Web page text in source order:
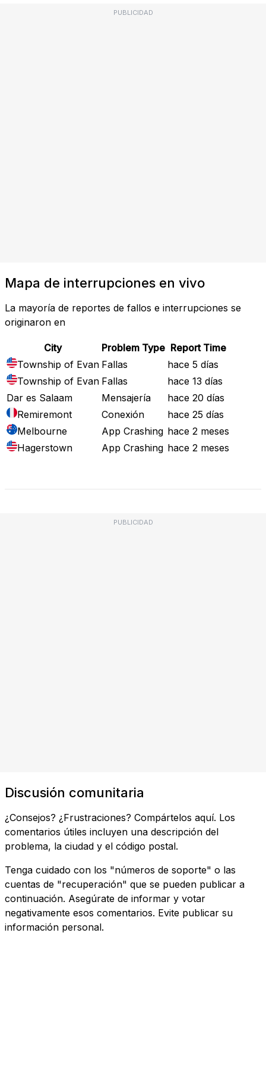
PUBLICIDAD
Mapa de interrupciones en vivo
La mayoría de reportes de fallos e interrupciones se
originaron en
City Problem Type Report Time
Township of Evan Fallas
hace 5 días
Township of Evan Fallas
hace 13 días
Dar es Salaam
Mensajería
hace 20 días
Remiremont
Conexión
hace 25 días
Melbourne
App Crashing hace 2 meses
Hagerstown
App Crashing hace 2 meses
PUBLICIDAD
Discusión comunitaria
¿Consejos? ¿Frustraciones? Compártelos aquí. Los
comentarios útiles incluyen una descripción del
problema, la ciudad y el código postal.
Tenga cuidado con los "números de soporte" o las
cuentas de "recuperación" que se pueden publicar a
continuación. Asegúrate de informar y votar
negativamente esos comentarios. Evite publicar su
información personal.